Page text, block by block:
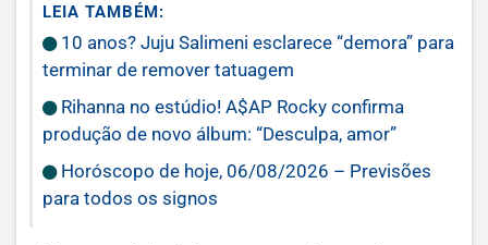
LEIA TAMBÉM:
10 anos? Juju Salimeni esclarece “demora” para
terminar de remover tatuagem
Rihanna no estúdio! A$AP Rocky confirma
produção de novo álbum: “Desculpa, amor”
Horóscopo de hoje, 06/08/2026 – Previsões
para todos os signos